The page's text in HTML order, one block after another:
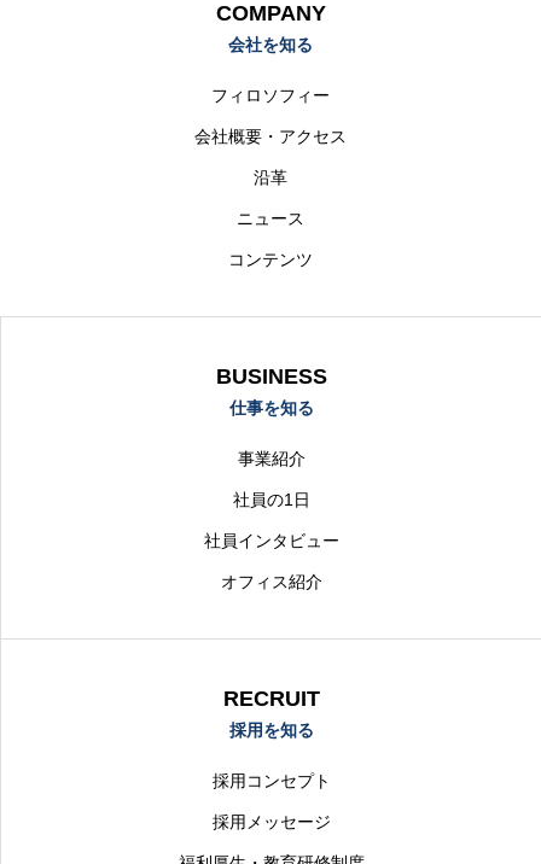
COMPANY
会社を知る
フィロソフィー
会社概要・アクセス
沿革
ニュース
コンテンツ
BUSINESS
仕事を知る
事業紹介
社員の1日
社員インタビュー
オフィス紹介
RECRUIT
採用を知る
採用コンセプト
採用メッセージ